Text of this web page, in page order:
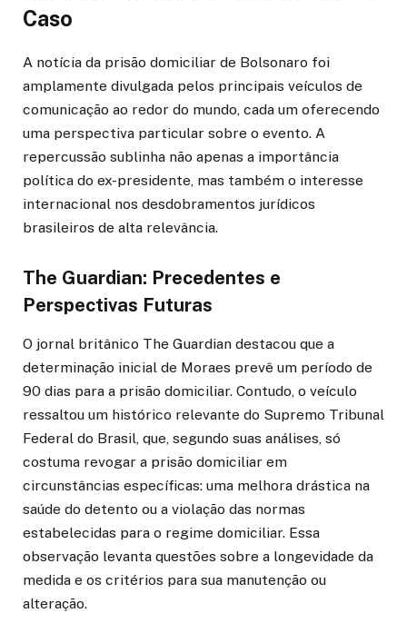
Caso
A notícia da prisão domiciliar de Bolsonaro foi
amplamente divulgada pelos principais veículos de
comunicação ao redor do mundo, cada um oferecendo
uma perspectiva particular sobre o evento. A
repercussão sublinha não apenas a importância
política do ex-presidente, mas também o interesse
internacional nos desdobramentos jurídicos
brasileiros de alta relevância.
The Guardian: Precedentes e
Perspectivas Futuras
O jornal britânico The Guardian destacou que a
determinação inicial de Moraes prevê um período de
90 dias para a prisão domiciliar. Contudo, o veículo
ressaltou um histórico relevante do Supremo Tribunal
Federal do Brasil, que, segundo suas análises, só
costuma revogar a prisão domiciliar em
circunstâncias específicas: uma melhora drástica na
saúde do detento ou a violação das normas
estabelecidas para o regime domiciliar. Essa
observação levanta questões sobre a longevidade da
medida e os critérios para sua manutenção ou
alteração.